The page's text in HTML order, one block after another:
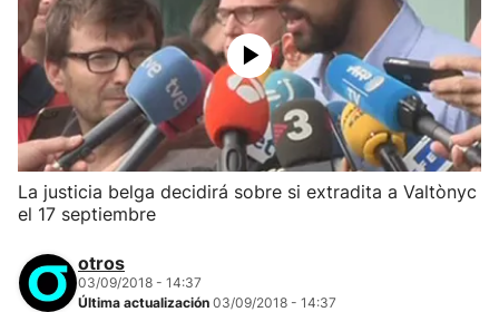
La justicia belga decidirá sobre si extradita a Valtònyc
el 17 septiembre
otros
03/09/2018 - 14:37
Última actualización 03/09/2018 - 14:37